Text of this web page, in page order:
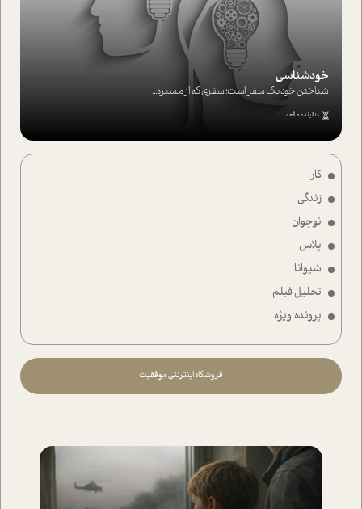
کار
زندگی
نوجوان
پلاس
شیوانا
تحلیل فیلم
پرونده ویژه
فروشگاه اینترنتی موفقیت
خودشناسی
شناختن خود یک سفر است؛ سفری که از مسیره...
1 دقیقه مطالعه